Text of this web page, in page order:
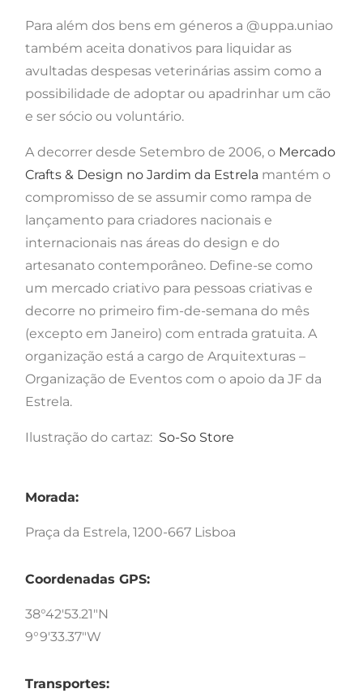
Para além dos bens em géneros a @uppa.uniao
também aceita donativos para liquidar as
avultadas despesas veterinárias assim como a
possibilidade de adoptar ou apadrinhar um cão
e ser sócio ou voluntário.
A decorrer desde Setembro de 2006, o Mercado
Crafts & Design no Jardim da Estrela mantém o
compromisso de se assumir como rampa de
lançamento para criadores nacionais e
internacionais nas áreas do design e do
artesanato contemporâneo. Define-se como
um mercado criativo para pessoas criativas e
decorre no primeiro fim-de-semana do mês
(excepto em Janeiro) com entrada gratuita. A
organização está a cargo de Arquitexturas –
Organização de Eventos com o apoio da JF da
Estrela.
Ilustração do cartaz: So-So Store
Morada:
Praça da Estrela, 1200-667 Lisboa
Coordenadas GPS:
38°42'53.21"N
9°9'33.37"W
Transportes: